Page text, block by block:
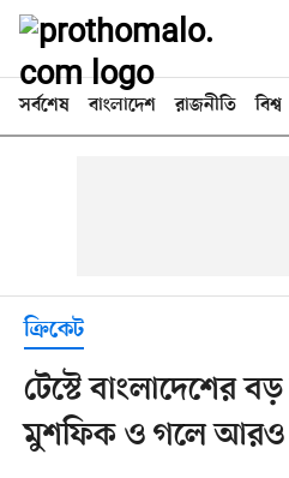
সর্বশেষ বাংলাদেশ রাজনীতি বিশ্ব
ক্রিকেট
টেস্টে বাংলাদেশের
মুশফিক ও গলে আরও